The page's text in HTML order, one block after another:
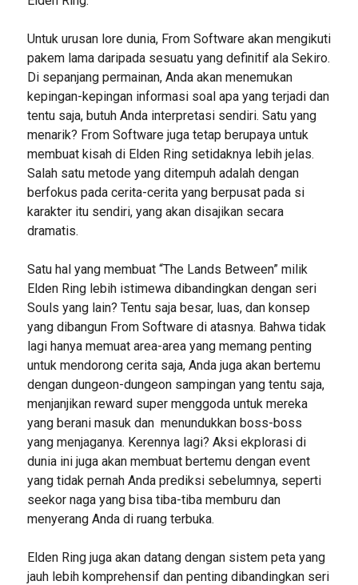
Untuk urusan lore dunia, From Software akan mengikuti
pakem lama daripada sesuatu yang definitif ala Sekiro.
Di sepanjang permainan, Anda akan menemukan
kepingan-kepingan informasi soal apa yang terjadi dan
tentu saja, butuh Anda interpretasi sendiri. Satu yang
menarik? From Software juga tetap berupaya untuk
membuat kisah di Elden Ring setidaknya lebih jelas.
Salah satu metode yang ditempuh adalah dengan
berfokus pada cerita-cerita yang berpusat pada si
karakter itu sendiri, yang akan disajikan secara
dramatis.
Satu hal yang membuat “The Lands Between” milik
Elden Ring lebih istimewa dibandingkan dengan seri
Souls yang lain? Tentu saja besar, luas, dan konsep
yang dibangun From Software di atasnya. Bahwa tidak
lagi hanya memuat area-area yang memang penting
untuk mendorong cerita saja, Anda juga akan bertemu
dengan dungeon-dungeon sampingan yang tentu saja,
menjanjikan reward super menggoda untuk mereka
yang berani masuk dan menundukkan boss-boss
yang menjaganya. Kerennya lagi? Aksi ekplorasi di
dunia ini juga akan membuat bertemu dengan event
yang tidak pernah Anda prediksi sebelumnya, seperti
seekor naga yang bisa tiba-tiba memburu dan
menyerang Anda di ruang terbuka.
Elden Ring juga akan datang dengan sistem peta yang
jauh lebih komprehensif dan penting dibandingkan seri